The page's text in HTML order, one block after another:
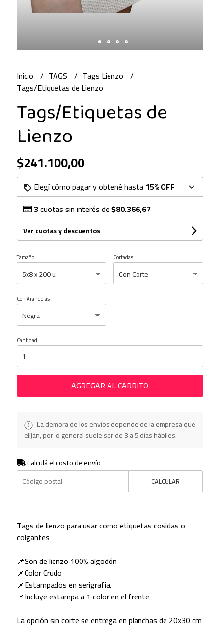
Inicio TAGS
Tags Lienzo
Tags/Etiquetas de Lienzo
Tags/Etiquetas de
Lienzo
$241.100,00
Elegí cómo pagar y obtené hasta 15% OFF
3cuotas sin interés de$80.366,67
Ver cuotas y descuentos
Tamaño Cortadas
Con Arandelas
Cantidad
AGREGAR AL CARRITO
La demora de los envíos depende de la empresa que
elijan, por lo general suele ser de 3 a 5 días hábiles.
Calculá el costo de envío
CALCULAR
Tags de lienzo para usar como etiquetas cosidas o
colgantes
📌Son de lienzo 100% algodón
📌Color Crudo
📌Estampados en serigrafia.
📌Incluye estampa a 1 color en el frente
La opción sin corte se entrega en planchas de 20x30 cm